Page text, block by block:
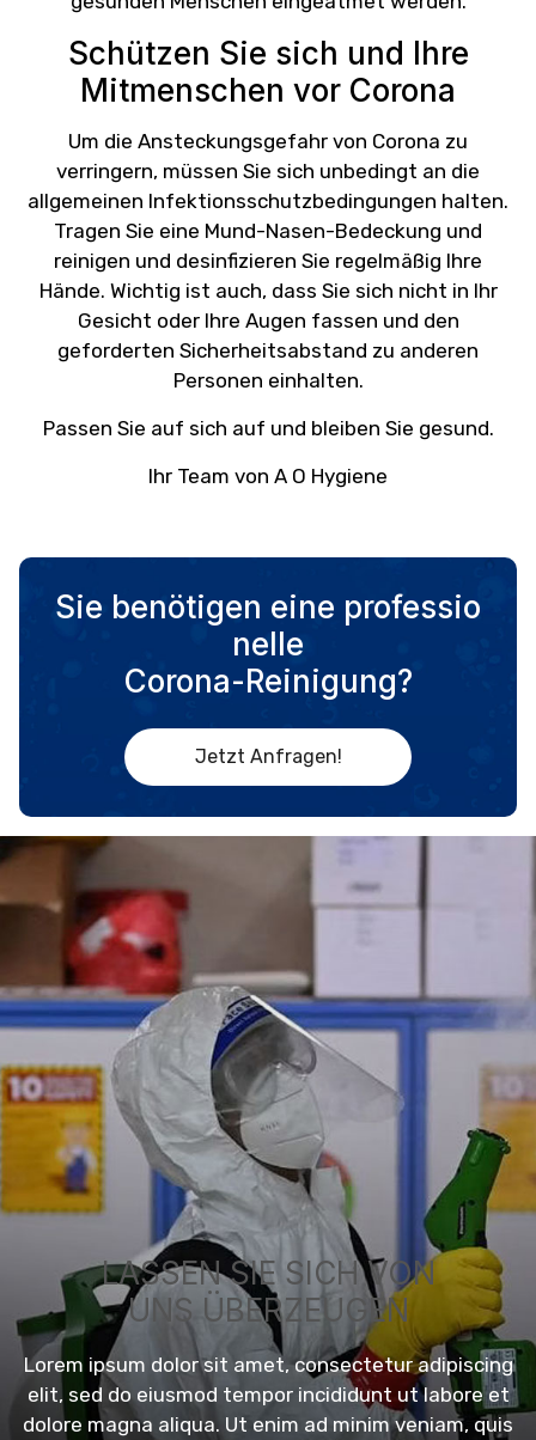
Schützen Sie sich und Ihre
Mitmenschen vor Corona
Um die Ansteckungsgefahr von Corona zu
verringern, müssen Sie sich unbedingt an die
allgemeinen Infektionsschutzbedingungen halten.
Tragen Sie eine Mund-Nasen-Bedeckung und
reinigen und desinfizieren Sie regelmäßig Ihre
Hände. Wichtig ist auch, dass Sie sich nicht in Ihr
Gesicht oder Ihre Augen fassen und den
geforderten Sicherheitsabstand zu anderen
Personen einhalten.
Passen Sie auf sich auf und bleiben Sie gesund.
Ihr Team von A O Hygiene
Sie benötigen eine professio
nelle
Corona-Reinigung?
Jetzt Anfragen!
LASSEN SIE SICH VON
UNS ÜBERZEUGEN
Lorem ipsum dolor sit amet, consectetur adipiscing
elit, sed do eiusmod tempor incididunt ut labore et
dolore magna aliqua. Ut enim ad minim veniam, quis